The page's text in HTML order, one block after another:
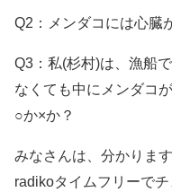
Q2 ：メンダコには心臓
Q3 ：私(杉村)は、漁船
なくても中に メンダコ
○か×か？
みなさんは、分かりま
radikoタイムフリーでチ